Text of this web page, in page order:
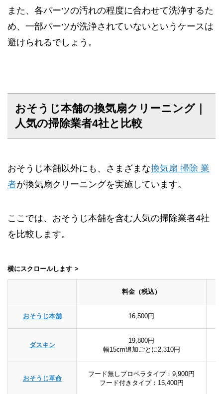
また、各パーツの汚れの程度に合わせて洗浄するた
め、一部パーツが洗浄されていないというケースは
避けられるでしょう。
おそうじ本舗の換気扇クリーニング｜
人気の掃除業者4社と比較
おそうじ本舗以外にも、さまざまな換気扇 掃除 業
者が換気扇クリーニングを実施しています。
ここでは、おそうじ本舗を含む人気の掃除業者4社
を比較します。
横にスクロールします
料金（税込）
おそうじ本舗 16,500円
ダスキン
19,800円
幅15cm追加ごとに2,310円
おそうじ革命
フード無しプロペラタイプ：9,900円
フード付きタイプ：15,400円